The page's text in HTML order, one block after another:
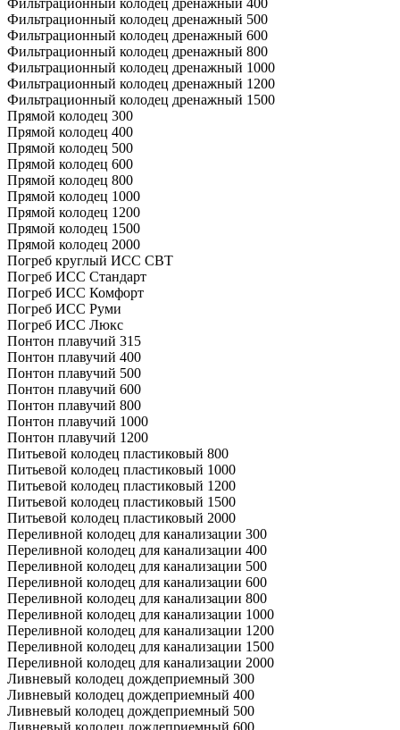
Фильтрационный колодец дренажный 500
Фильтрационный колодец дренажный 600
Фильтрационный колодец дренажный 800
Фильтрационный колодец дренажный 1000
Фильтрационный колодец дренажный 1200
Фильтрационный колодец дренажный 1500
Прямой колодец 300
Прямой колодец 400
Прямой колодец 500
Прямой колодец 600
Прямой колодец 800
Прямой колодец 1000
Прямой колодец 1200
Прямой колодец 1500
Прямой колодец 2000
Погреб круглый ИСС СВТ
Погреб ИСС Стандарт
Погреб ИСС Комфорт
Погреб ИСС Руми
Погреб ИСС Люкс
Понтон плавучий 315
Понтон плавучий 400
Понтон плавучий 500
Понтон плавучий 600
Понтон плавучий 800
Понтон плавучий 1000
Понтон плавучий 1200
Питьевой колодец пластиковый 800
Питьевой колодец пластиковый 1000
Питьевой колодец пластиковый 1200
Питьевой колодец пластиковый 1500
Питьевой колодец пластиковый 2000
Переливной колодец для канализации 300
Переливной колодец для канализации 400
Переливной колодец для канализации 500
Переливной колодец для канализации 600
Переливной колодец для канализации 800
Переливной колодец для канализации 1000
Переливной колодец для канализации 1200
Переливной колодец для канализации 1500
Переливной колодец для канализации 2000
Ливневый колодец дождеприемный 300
Ливневый колодец дождеприемный 400
Ливневый колодец дождеприемный 500
Ливневый колодец дождеприемный 600